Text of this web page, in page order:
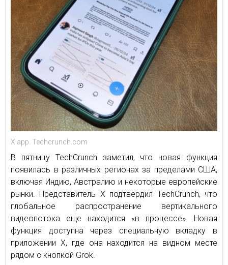
X app. Techcrunch.com
В пятницу TechCrunch заметил, что новая функция
появилась в различных регионах за пределами США,
включая Индию, Австралию и некоторые европейские
рынки. Представитель X подтвердил TechCrunch, что
глобальное распространение вертикального
видеопотока еще находится «в процессе». Новая
функция доступна через специальную вкладку в
приложении X, где она находится на видном месте
рядом с кнопкой Grok.